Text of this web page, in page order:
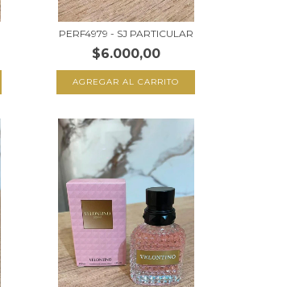
PERF4979 - SJ PARTICULAR
$6.000,00
AGREGAR AL CARRITO